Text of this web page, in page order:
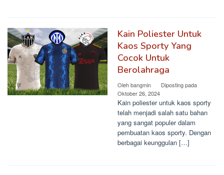
Kain Poliester Untuk
Kaos Sporty Yang
Cocok Untuk
Berolahraga
Olehbangmin
Diposting pada
Oktober 26, 2024
Kain poliester untuk kaos sporty
telah menjadi salah satu bahan
yang sangat populer dalam
pembuatan kaos sporty. Dengan
berbagai keunggulan […]